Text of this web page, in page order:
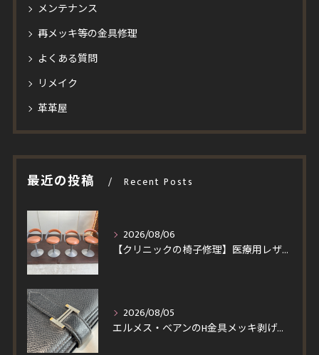
メンテナンス
再メッキ等の金具修理
よくある質問
リメイク
革革屋
最近の投稿 Recent Posts
2026/08/06
【クリニックの椅子修理】医療用レザーへ張り替え！買い替えより安くイトーキ回転チェア4脚を即日対応
2026/08/05
エルメス・ベアンのH金具メッキ剥げを修理！一度縫製を解いて仕上げる輝く再メッキと角スレ・コバ修復事例